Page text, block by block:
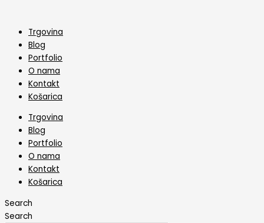
contentTrgovina
Blog
Portfolio
O nama
Kontakt
Košarica
Trgovina
Blog
Portfolio
O nama
Kontakt
Košarica
Search
Search